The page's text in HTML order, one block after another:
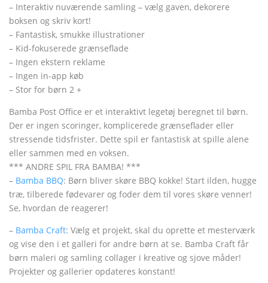
– Interaktiv nuværende samling – vælg gaven, dekorere
boksen og skriv kort!
– Fantastisk, smukke illustrationer
– Kid-fokuserede grænseflade
– Ingen ekstern reklame
– Ingen in-app køb
– Stor for børn 2 +
Bamba Post Office er et interaktivt legetøj beregnet til børn.
Der er ingen scoringer, komplicerede grænseflader eller
stressende tidsfrister. Dette spil er fantastisk at spille alene
eller sammen med en voksen.
*** ANDRE SPIL FRA BAMBA! ***
– Bamba BBQ: Børn bliver skøre BBQ kokke! Start ilden, hugge
træ, tilberede fødevarer og foder dem til vores skøre venner!
Se, hvordan de reagerer!
– Bamba Craft: Vælg et projekt, skal du oprette et mesterværk
og vise den i et galleri for andre børn at se. Bamba Craft får
børn maleri og samling collager i kreative og sjove måder!
Projekter og gallerier opdateres konstant!